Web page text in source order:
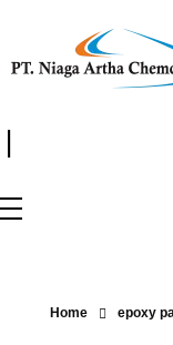
|
Home epoxy